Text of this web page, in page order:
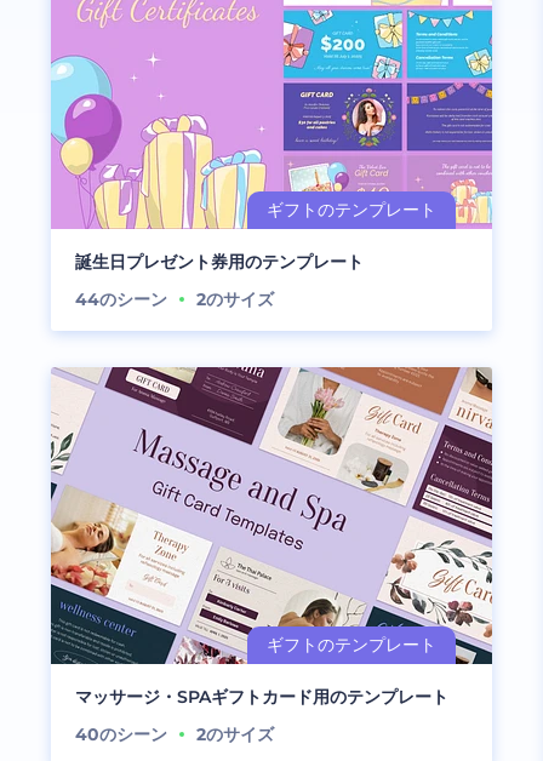
誕生日プレゼント券用のテンプレート
44のシーン 2のサイズ
マッサージ・SPAギフトカード用のテンプレート
40のシーン 2のサイズ